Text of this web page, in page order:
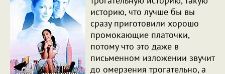
историю, что лучше бы вы
сразу приготовили хорошо
промокающие платочки,
потому что это даже в
письменном изложении звучит
до омерзения трогательно, а